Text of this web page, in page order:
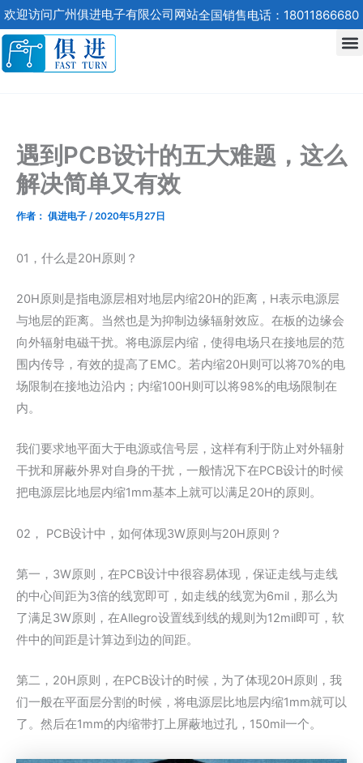
跳
至
内
容
欢迎访问广州俱进电子有限公司网站全国销售电话：18011866680
遇到PCB设计的五大难题，这么
解决简单又有效
作者： 俱进电子 /2020年5月27日
01，什么是20H原则？
20H原则是指电源层相对地层内缩20H的距离，H表示电源层
与地层的距离。当然也是为抑制边缘辐射效应。在板的边缘会
向外辐射电磁干扰。将电源层内缩，使得电场只在接地层的范
围内传导，有效的提高了EMC。若内缩20H则可以将70%的电
场限制在接地边沿内；内缩100H则可以将98%的电场限制在
内。
我们要求地平面大于电源或信号层，这样有利于防止对外辐射
干扰和屏蔽外界对自身的干扰，一般情况下在PCB设计的时候
把电源层比地层内缩1mm基本上就可以满足20H的原则。
02， PCB设计中，如何体现3W原则与20H原则？
第一，3W原则，在PCB设计中很容易体现，保证走线与走线
的中心间距为3倍的线宽即可，如走线的线宽为6mil，那么为
了满足3W原则，在Allegro设置线到线的规则为12mil即可，软
件中的间距是计算边到边的间距。
第二，20H原则，在PCB设计的时候，为了体现20H原则，我
们一般在平面层分割的时候，将电源层比地层内缩1mm就可以
了。然后在1mm的内缩带打上屏蔽地过孔，150mil一个。